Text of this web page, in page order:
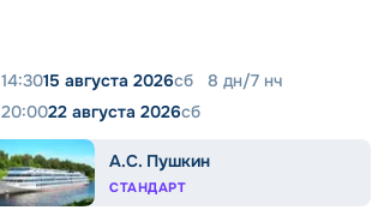
14:3015 августа 2026сб 8 дн/7 нч
20:0022 августа 2026сб
А.С. Пушкин
СТАНДАРТ